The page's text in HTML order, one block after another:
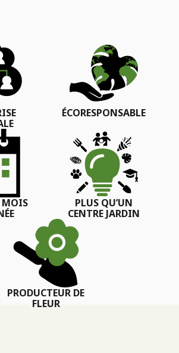
ÉCORESPONSABLE
MOIS
PLUS QU’UN
CENTRE JARDIN
PRODUCTEUR DE
FLEUR